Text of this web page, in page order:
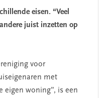
eisen. “Veel
juist inzetten op
voor
met
eigen woning”, is een